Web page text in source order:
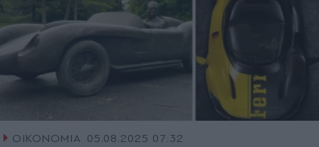
ΟΙΚΟΝΟΜΙΑ 05.08.2025 07:32